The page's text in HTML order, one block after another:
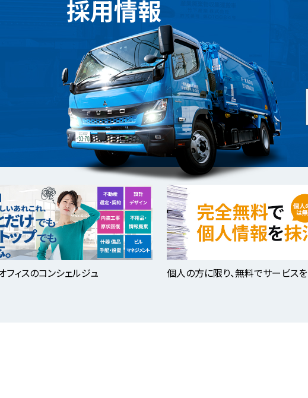
採用情報
ィスのコンシェルジュ 個人の方に限り、無料でサービス